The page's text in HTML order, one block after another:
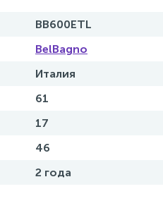
BB600ETL
BelBagno
Италия
61
17
46
2 года